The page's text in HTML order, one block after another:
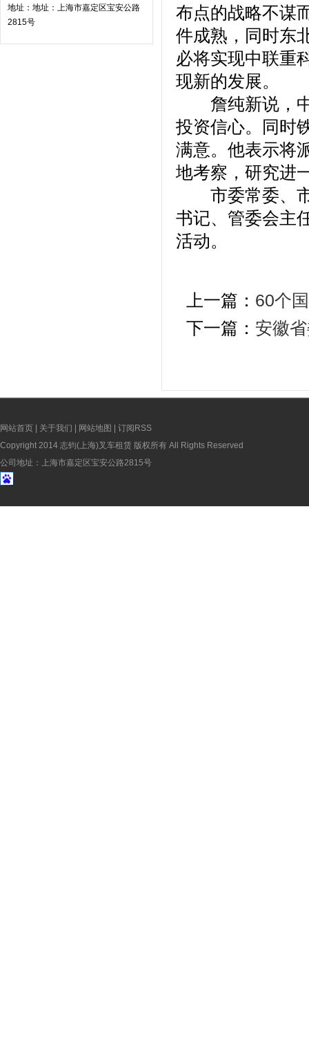
地址：地址：上海市嘉定区宝安公路
2815号
布点的战略不谋
件成熟，同时东
必将实现中联重
现新的发展。
詹纯新说，中
投资信心。同时
满意。他表示将
地考察，研究进
市委常委、市
书记、管委会主
活动。
上一篇： 60个
下一篇： 安徽
网站首页 关于我们 网站地图
订阅RSS
Copyright 2014 志钧(上海)叉车租赁 版权所有 All Rights Reserved
公司地址：上海市嘉定区宝安公路2815号